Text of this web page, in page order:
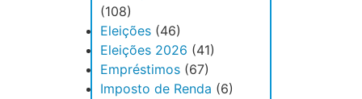
(108)
Eleições (46)
Eleições 2026 (41)
Empréstimos (67)
Imposto de Renda (6)